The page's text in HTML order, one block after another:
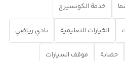
خدمة الكونسيرج
الخيارات التعليمية نادي رياضي
حضانة موقف السيارات